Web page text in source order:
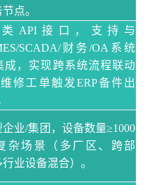
点。
API接口，支持与
SCADA/财务/OA系统
成，实现跨系统流程联动
维修工单触发ERP备件出
企业/集团，设备数量≥1000
杂场景（多厂区、跨部
业设备混合）。